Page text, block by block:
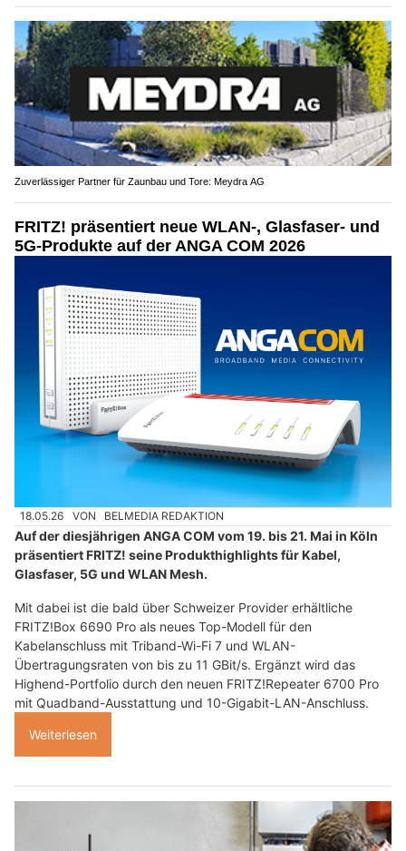
Zuverlässiger Partner für Zaunbau und Tore: Meydra AG
FRITZ! präsentiert neue WLAN-, Glasfaser- und
5G-Produkte auf der ANGA COM 2026
18.05.26 VON BELMEDIA REDAKTION
Auf der diesjährigen ANGA COM vom 19. bis 21. Mai in Köln
präsentiert FRITZ! seine Produkthighlights für Kabel,
Glasfaser, 5G und WLAN Mesh.
Mit dabei ist die bald über Schweizer Provider erhältliche
FRITZ!Box 6690 Pro als neues Top-Modell für den
Kabelanschluss mit Triband-Wi-Fi 7 und WLAN-
Übertragungsraten von bis zu 11 GBit/s. Ergänzt wird das
Highend-Portfolio durch den neuen FRITZ!Repeater 6700 Pro
mit Quadband-Ausstattung und 10-Gigabit-LAN-Anschluss.
Weiterlesen